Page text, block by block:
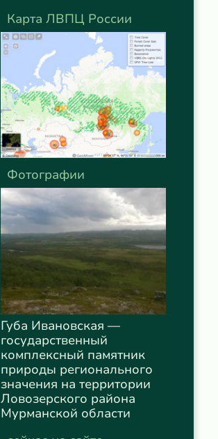
Карта ЛВПЦ России
Фотографии
Губа Ивановская —
государственный
комплексный памятник
природы регионального
значения на территории
Ловозерского района
Мурманской области